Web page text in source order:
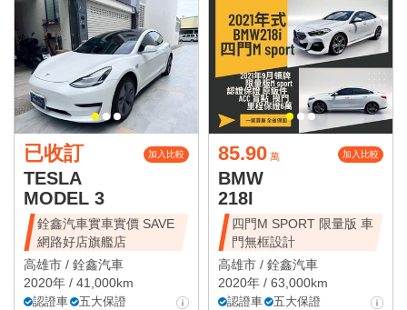
已收訂 加入比較
TESLA
MODEL 3
銓鑫汽車實車實價 SAVE
網路好店旗艦店
高雄市 / 銓鑫汽車
2020年 / 41,000km
認證車
五大保證
85.90 萬 加入比較
BMW
218I
四門M SPORT 限量版 車
門無框設計
高雄市 / 銓鑫汽車
2020年 / 63,000km
認證車
五大保證